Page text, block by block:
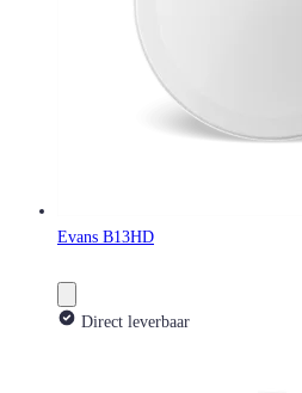
Evans B13HD
Direct leverbaar